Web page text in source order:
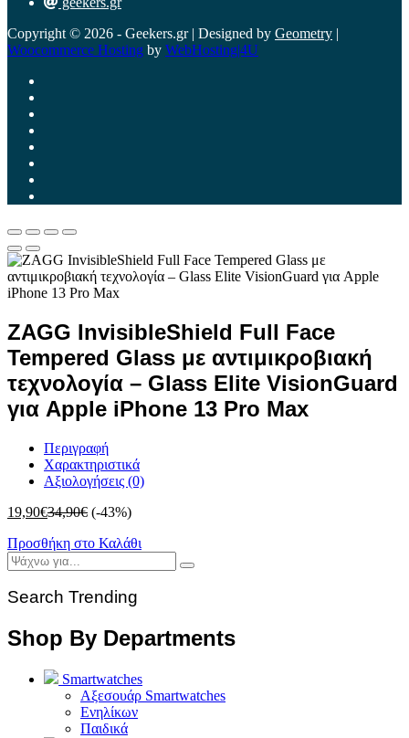
Copyright © 2026 - Geekers.gr | Designed by Geometry |
Woocommerce Hosting by WebHosting|4U
ZAGG InvisibleShield Full Face
Tempered Glass με αντιμικροβιακή
τεχνολογία – Glass Elite VisionGuard
για Apple iPhone 13 Pro Max
Περιγραφή
Χαρακτηριστικά
Αξιολογήσεις (0)
19,90€34,90€ (-43%)
Προσθήκη στο Καλάθι
Search Trending
Shop By Departments
Smartwatches
Αξεσουάρ Smartwatches
Ενηλίκων
Παιδικά